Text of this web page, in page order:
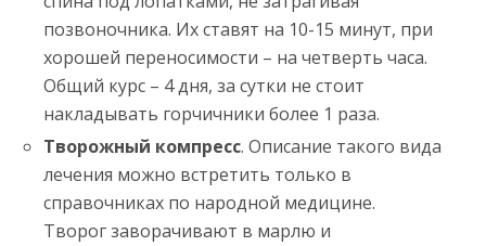
позвоночника. Их ставят на 10-15 минут, при
хорошей переносимости – на четверть часа.
Общий курс – 4 дня, за сутки не стоит
накладывать горчичники более 1 раза.
Творожный компресс. Описание такого вида
лечения можно встретить только в
справочниках по народной медицине.
Творог заворачивают в марлю и